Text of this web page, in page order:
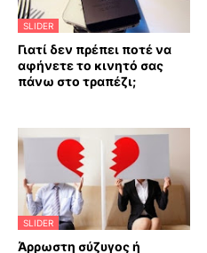
SLIDER
Γιατί δεν πρέπει ποτέ να
αφήνετε το κινητό σας
πάνω στο τραπέζι;
SLIDER
Άρρωστη σύζυγος ή